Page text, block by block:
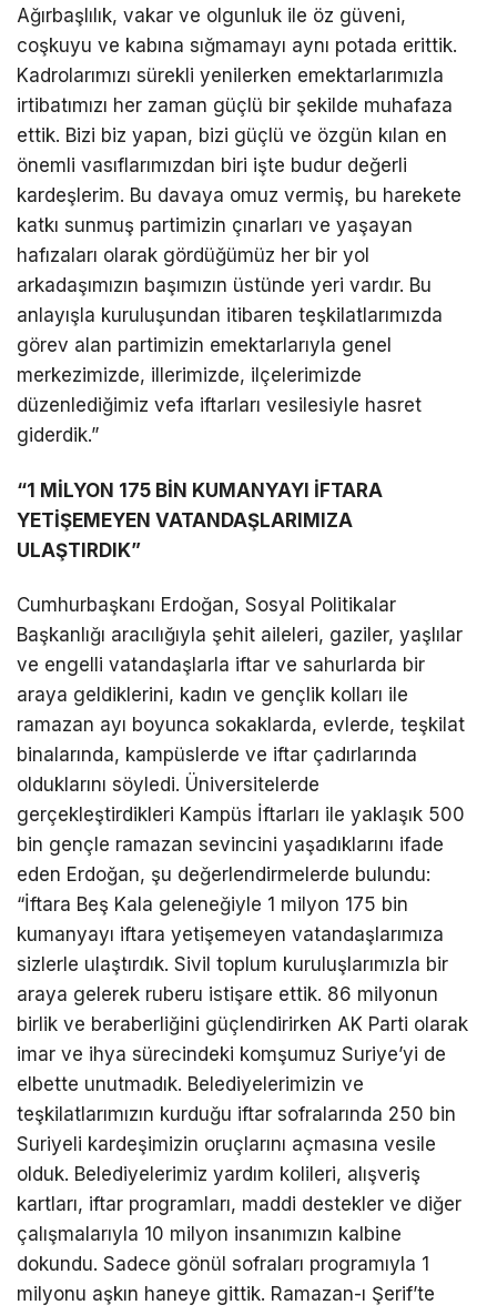
Ağırbaşlılık, vakar ve olgunluk ile öz güveni,
coşkuyu ve kabına sığmamayı aynı potada erittik.
Kadrolarımızı sürekli yenilerken emektarlarımızla
irtibatımızı her zaman güçlü bir şekilde muhafaza
ettik. Bizi biz yapan, bizi güçlü ve özgün kılan en
önemli vasıflarımızdan biri işte budur değerli
kardeşlerim. Bu davaya omuz vermiş, bu harekete
katkı sunmuş partimizin çınarları ve yaşayan
hafızaları olarak gördüğümüz her bir yol
arkadaşımızın başımızın üstünde yeri vardır. Bu
anlayışla kuruluşundan itibaren teşkilatlarımızda
görev alan partimizin emektarlarıyla genel
merkezimizde, illerimizde, ilçelerimizde
düzenlediğimiz vefa iftarları vesilesiyle hasret
giderdik.”
“1 MİLYON 175 BİN KUMANYAYI İFTARA
YETİŞEMEYEN VATANDAŞLARIMIZA
ULAŞTIRDIK”
Cumhurbaşkanı Erdoğan, Sosyal Politikalar
Başkanlığı aracılığıyla şehit aileleri, gaziler, yaşlılar
ve engelli vatandaşlarla iftar ve sahurlarda bir
araya geldiklerini, kadın ve gençlik kolları ile
ramazan ayı boyunca sokaklarda, evlerde, teşkilat
binalarında, kampüslerde ve iftar çadırlarında
olduklarını söyledi. Üniversitelerde
gerçekleştirdikleri Kampüs İftarları ile yaklaşık 500
bin gençle ramazan sevincini yaşadıklarını ifade
eden Erdoğan, şu değerlendirmelerde bulundu:
“İftara Beş Kala geleneğiyle 1 milyon 175 bin
kumanyayı iftara yetişemeyen vatandaşlarımıza
sizlerle ulaştırdık. Sivil toplum kuruluşlarımızla bir
araya gelerek ruberu istişare ettik. 86 milyonun
birlik ve beraberliğini güçlendirirken AK Parti olarak
imar ve ihya sürecindeki komşumuz Suriye’yi de
elbette unutmadık. Belediyelerimizin ve
teşkilatlarımızın kurduğu iftar sofralarında 250 bin
Suriyeli kardeşimizin oruçlarını açmasına vesile
olduk. Belediyelerimiz yardım kolileri, alışveriş
kartları, iftar programları, maddi destekler ve diğer
çalışmalarıyla 10 milyon insanımızın kalbine
dokundu. Sadece gönül sofraları programıyla 1
milyonu aşkın haneye gittik. Ramazan-ı Şerif’te